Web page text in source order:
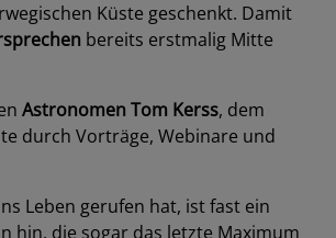
Küste geschenkt. Damit
bereits erstmalig Mitte
Astronomen Tom Kerss, dem
durch Vorträge, Webinare und
Leben gerufen hat, ist fast ein
hin, die sogar das letzte Maximum